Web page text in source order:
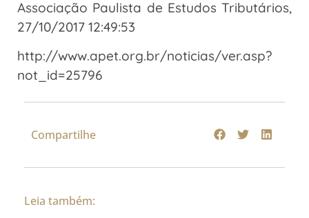
Associação Paulista de Estudos Tributários,
27/10/2017 12:49:53
http://www.apet.org.br/noticias/ver.asp?
not_id=25796
Compartilhe
Leia também: